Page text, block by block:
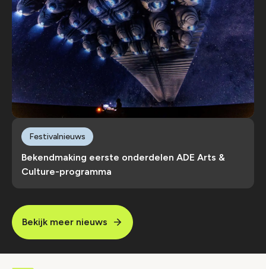
Bekendmaking eerste onderdelen ADE Arts &
Culture-programma
Festivalnieuws
Bekijk meer nieuws